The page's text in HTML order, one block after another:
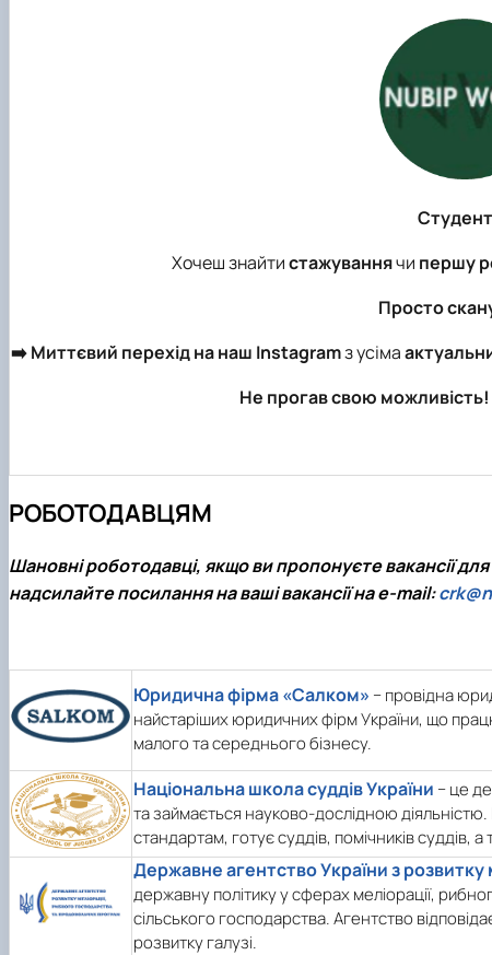
Хочеш знайтистажуваннячи першу
Просто
➡️ Миттєвий перехід на наш Instagramз усіма
Не прогав свою
РОБОТОДАВЦЯМ
Шановні роботодавці, якщо ви пропонуєте вакансії
надсилайте посилання на ваші вакансії на e-mail:
Юридична фірма «Салком» − провідна
найстаріших юридичних фірм України, що
малого та середнього бізнесу.
Національна школа суддів України − це
та займається науково-дослідною
стандартам, готує суддів, помічників суддів, а
Державне агентство України з
державну політику у сферах меліорації,
сільського господарства. Агентство
розвитку галузі.